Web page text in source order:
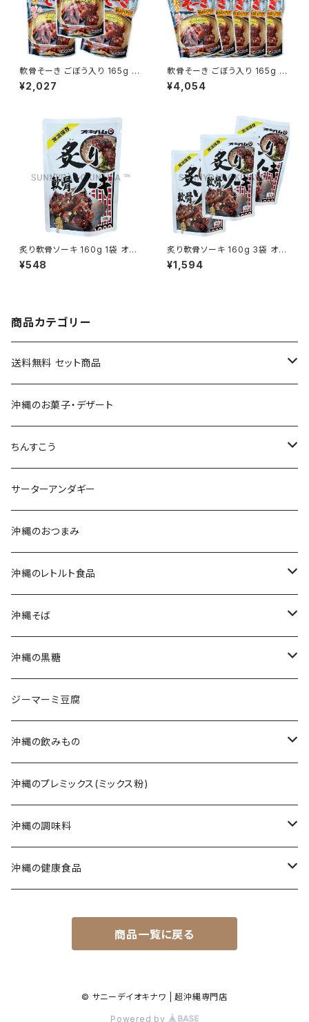
軟骨そーき ごぼう入り 165g 5
袋 オキハム
¥2,027
軟骨そーき ごぼう入り 165g 10
袋 オキハム
¥4,054
炙り軟骨ソーキ 160g 1袋 オキ
ハム
¥548
炙り軟骨ソーキ 160g 3袋 オキ
ハム
¥1,594
商品カテゴリー
送料無料 セット商品
おつまみセット
黒糖セット
沖縄そばセット
生麺・乾麺
三枚肉そば(ラフテーそば)
沖縄のお菓子・デザート
ちんすこう
沖縄南風堂
新垣菓子店
名嘉真製菓本舗
珍品堂
サーターアンダギー
沖縄のおつまみ
沖縄のレトルト食品
ポークランチョンミート
ラフテー(三枚肉)
軟骨ソーキ
てびち(豚足)
じゅーしぃ(沖縄の炊き込みご飯)
タコライス
コンビーフ
ミックスセット
沖縄そば
生麺・乾麺
沖縄そばだし
三枚肉そば(ラフテー)
ソーキそば
てびちそば
ミックスそば
沖縄の黒糖
純黒糖
黒糖ナッツ
黒糖菓子
黒糖(その他)
ジーマーミ豆腐
沖縄の飲みもの
さんぴん茶
シークヮーサー
ウコン茶
沖縄のプレミックス(ミックス粉)
沖縄の調味料
唐辛子
沖縄の健康食品
春ウコン + 紫ウコン
商品一覧に戻る
© サニーデイオキナワ | 超沖縄専門店
Powered by